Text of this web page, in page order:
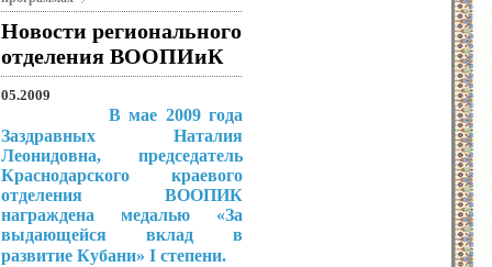
Новости регионального
отделения ВООПИиК
05.2009
В мае 2009 года
Заздравных Наталия
Леонидовна, председатель
Краснодарского краевого
отделения ВООПИК
награждена медалью «За
выдающейся вклад в
развитие Кубани» I степени.